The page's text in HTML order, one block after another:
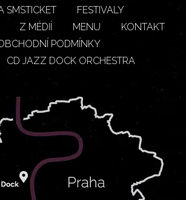
SMSTICKET
FESTIVALY
Z MÉDIÍ MENU
KONTAKT
PODMÍNKY
CD JAZZ DOCK ORCHESTRA